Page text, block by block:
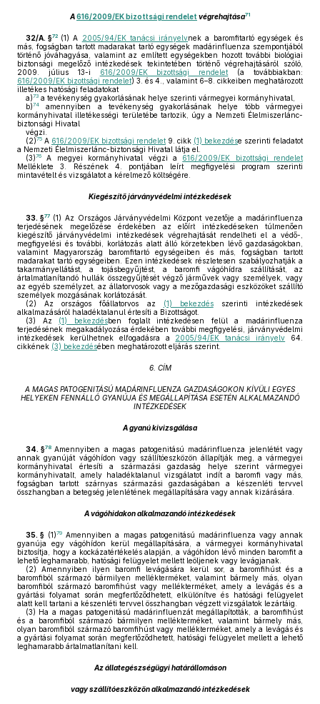
A616/2009/EK bizottsági rendelet végrehajtása71
32/A. §72 (1) A 2005/94/EK tanácsi irányelvnek a baromfitartó egységek és
más, fogságban tartott madarakat tartó egységek madárinfluenza szempontjából
történő jóváhagyása, valamint az említett egységekben hozott további biológiai
biztonsági megelőző intézkedések tekintetében történő végrehajtásáról szóló,
2009. július 13-i
616/2009/EK bizottsági rendelet (a továbbiakban:
616/2009/EK bizottsági rendelet) 3. és 4., valamint 6–8. cikkeiben meghatározott
illetékes hatósági feladatokat
a)73 a tevékenység gyakorlásának helye szerinti vármegyei kormányhivatal,
b)74
amennyiben a tevékenység gyakorlásának helye több vármegyei
kormányhivatal illetékességi területébe tartozik, úgy a Nemzeti Élelmiszerlánc-
biztonsági Hivatal
végzi.
(2)75 A 616/2009/EK bizottsági rendelet 9. cikk (1) bekezdése szerinti feladatot
a Nemzeti Élelmiszerlánc-biztonsági Hivatal látja el.
(3)76 A megyei kormányhivatal végzi a 616/2009/EK bizottsági rendelet
Melléklete 3. Részének 4. pontjában leírt megfigyelési program szerinti
mintavételt és vizsgálatot a kérelmező költségére.
Kiegészítő járványvédelmi intézkedések
33. §77 (1) Az Országos Járványvédelmi Központ vezetője a madárinfluenza
terjedésének megelőzése érdekében az előírt intézkedéseken túlmenően
kiegészítő járványvédelmi intézkedések végrehajtását rendelheti el a védő-,
megfigyelési és további, korlátozás alatt álló körzetekben lévő gazdaságokban,
valamint Magyarország baromfitartó egységeiben és más, fogságban tartott
madarakat tartó egységeiben. Ezen intézkedések részletesen szabályozhatják a
takarmányellátást, a tojásbegyűjtést, a baromfi vágóhídra szállítását, az
ártalmatlanítandó hullák összegyűjtését végző járművek vagy személyek, vagy
az egyéb személyzet, az állatorvosok vagy a mezőgazdasági eszközöket szállító
személyek mozgásának korlátozását.
(2) Az országos főállatorvos az (1) bekezdésszerinti intézkedések
alkalmazásáról haladéktalanul értesíti a Bizottságot.
(3) Az (1) bekezdésben foglalt intézkedésen felül a madárinfluenza
terjedésének megakadályozása érdekében további megfigyelési, járványvédelmi
intézkedések kerülhetnek elfogadásra a 2005/94/EK tanácsi irányelv 64.
cikkének (3) bekezdésében meghatározott eljárás szerint.
6. CÍM
A MAGAS PATOGENITÁSÚ MADÁRINFLUENZA GAZDASÁGOKON KÍVÜLI EGYES
HELYEKEN FENNÁLLÓ GYANÚJA ÉS MEGÁLLAPÍTÁSA ESETÉN ALKALMAZANDÓ
INTÉZKEDÉSEK
A gyanú kivizsgálása
34. §78 Amennyiben a magas patogenitású madárinfluenza jelenlétét vagy
annak gyanúját vágóhídon vagy szállítóeszközön állapítják meg, a vármegyei
kormányhivatal értesíti a származási gazdaság helye szerint vármegyei
kormányhivatalt, amely haladéktalanul vizsgálatot indít a baromfi vagy más,
fogságban tartott szárnyas származási gazdaságában a készenléti tervvel
összhangban a betegség jelenlétének megállapítására vagy annak kizárására.
A vágóhidakon alkalmazandó intézkedések
35. § (1)79 Amennyiben a magas patogenitású madárinfluenza vagy annak
gyanúja egy vágóhídon kerül megállapítására, a vármegyei kormányhivatal
biztosítja, hogy a kockázatértékelés alapján, a vágóhídon lévő minden baromfit a
lehető leghamarabb, hatósági felügyelet mellett leöljenek vagy levágjanak.
(2) Amennyiben ilyen baromfi levágására kerül sor, a baromfihúst és a
baromfiból származó bármilyen mellékterméket, valamint bármely más, olyan
baromfiból származó baromfihúst vagy mellékterméket, amely a levágás és a
gyártási folyamat során megfertőződhetett, elkülönítve és hatósági felügyelet
alatt kell tartani a készenléti tervvel összhangban végzett vizsgálatok lezártáig.
(3) Ha a magas patogenitású madárinfluenzát megállapították, a baromfihúst
és a baromfiból származó bármilyen mellékterméket, valamint bármely más,
olyan baromfiból származó baromfihúst vagy mellékterméket, amely a levágás és
a gyártási folyamat során megfertőződhetett, hatósági felügyelet mellett a lehető
leghamarabb ártalmatlanítani kell.
Az állategészségügyi határállomáson
vagy szállítóeszközön alkalmazandó intézkedések